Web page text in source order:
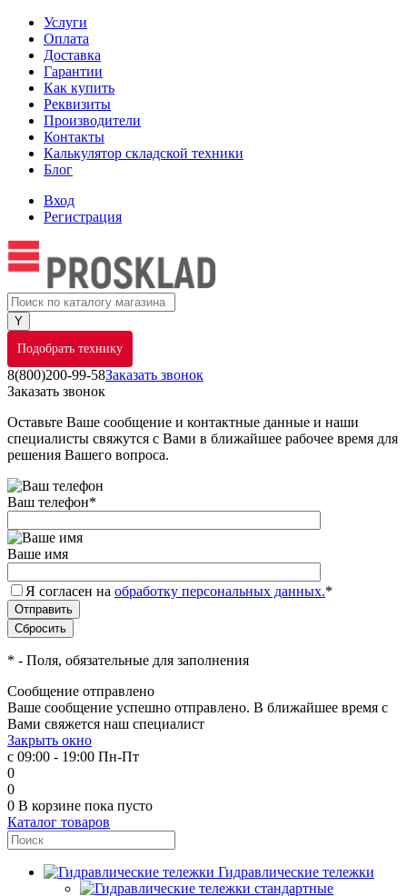
Услуги
Оплата
Доставка
Гарантии
Как купить
Реквизиты
Производители
Контакты
Калькулятор складской техники
Блог
Вход
Регистрация
Подобрать технику
8(800)200-99-58Заказать звонок
Заказать звонок
Оставьте Ваше сообщение и контактные данные и наши
специалисты свяжутся с Вами в ближайшее рабочее время для
решения Вашего вопроса.
Ваш телефон*
Ваше имя
Я согласен на обработку персональных данных.*
* - Поля, обязательные для заполнения
Сообщение отправлено
Ваше сообщение успешно отправлено. В ближайшее время с
Вами свяжется наш специалист
Закрыть окно
с 09:00 - 19:00 Пн-Пт
0
0
0 В корзине пока пусто
Каталог товаров
Гидравлические тележки